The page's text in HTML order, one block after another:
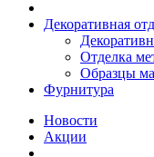
Декоративная
Отделка
Образцы
Фурнитура
Новости
Акции